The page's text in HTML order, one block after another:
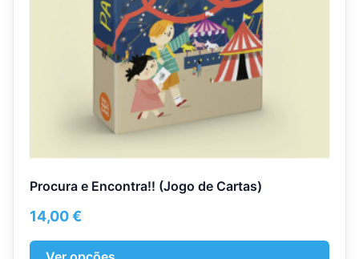
Procura e Encontra!! (Jogo de Cartas)
14,00€